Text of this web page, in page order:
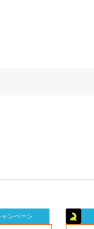
ャンペーン